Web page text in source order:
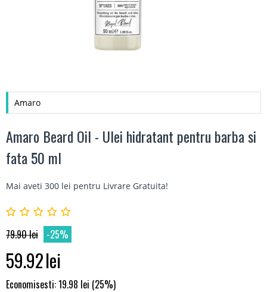
Amaro
Amaro Beard Oil - Ulei hidratant pentru barba si
fata 50 ml
Mai aveti 300 lei pentru Livrare Gratuita!
79.90lei -25%
59.92lei
Economisesti:19.98 lei (25%)